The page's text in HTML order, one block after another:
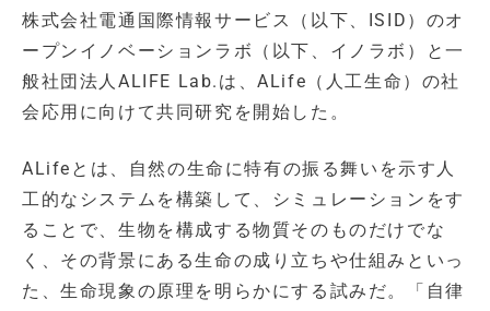
株式会社電通国際情報サービス（以下、ISID）のオ
ープンイノベーションラボ（以下、イノラボ）と一
般社団法人ALIFE Lab.は、ALife（人工生命）の社
会応用に向けて共同研究を開始した。
ALifeとは、自然の生命に特有の振る舞いを示す人
工的なシステムを構築して、シミュレーションをす
ることで、生物を構成する物質そのものだけでな
く、その背景にある生命の成り立ちや仕組みといっ
た、生命現象の原理を明らかにする試みだ。「自律